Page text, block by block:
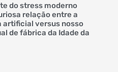
do stress moderno
relação entre a
artificial versus nosso
de fábrica da Idade da